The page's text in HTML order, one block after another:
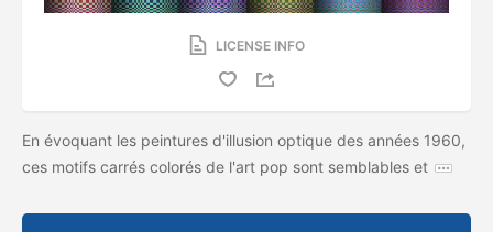
LICENSE INFO
En évoquant les peintures d'illusion optique des années 1960,
ces motifs carrés colorés de l'art pop sont semblables et